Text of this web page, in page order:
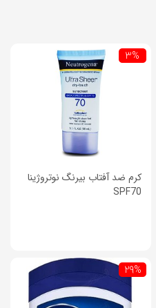
3%
کرم ضد آفتاب بیرنگ نوتروژینا
SPF70
29%